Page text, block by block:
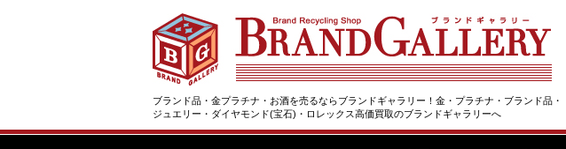
ブランド品・金プラチナ・お酒を売るならブランドギャラリー！金・プラチナ・ブランド品・
ジュエリー・ダイヤモンド(宝石)・ロレックス高価買取のブランドギャラリーへ